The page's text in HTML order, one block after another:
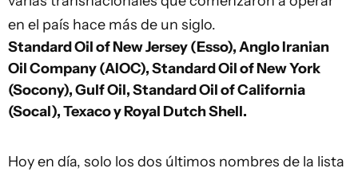
en el país hace más de un siglo.
Standard Oil of New Jersey (Esso), Anglo Iranian
Oil Company (AIOC), Standard Oil of New York
(Socony), Gulf Oil, Standard Oil of California
(Socal), Texaco y Royal Dutch Shell.
Hoy en día, solo los dos últimos nombres de la lista